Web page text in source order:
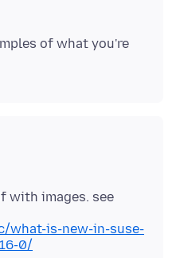
of what you're
with images. see
what-is-new-in-suse-
0/